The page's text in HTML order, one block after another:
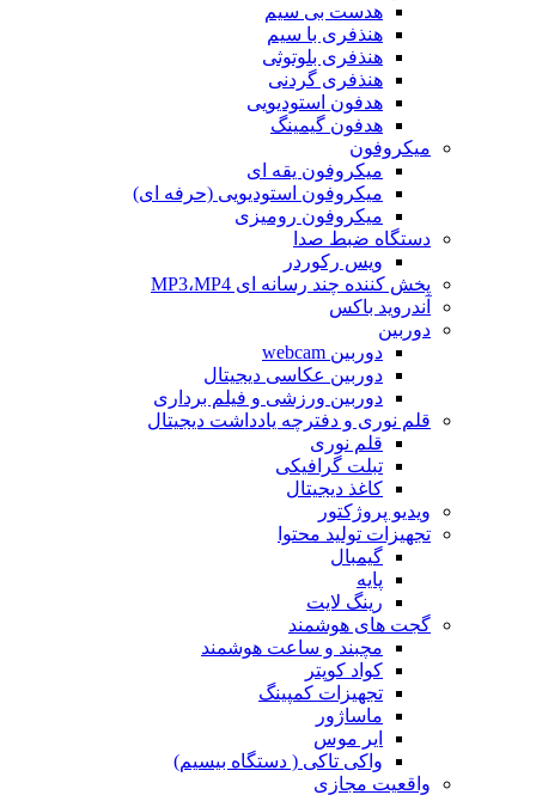
هدست بی سیم
هنذفری با سیم
هنذفری بلوتوثی
هنذفری گردنی
هدفون استودیویی
هدفون گیمینگ
میکروفون
میکروفون یقه ای
میکروفون استودیویی (حرفه ای)
میکروفون رومیزی
دستگاه ضبط صدا
ویس رکوردر
پخش کننده چند رسانه ای MP3،MP4
آندروید باکس
دوربین
دوربین webcam
دوربین عکاسی دیجیتال
دوربین‌ ورزشی و فیلم برداری
قلم نوری و دفترچه یادداشت دیجیتال
قلم نوری
تبلت گرافیکی
کاغذ دیجیتال
ویدیو پروژکتور
تجهیزات تولید محتوا
گیمبال
پایه
رینگ لایت
گجت های هوشمند
مچبند و ساعت هوشمند
کواد کوپتر
تجهیزات کمپینگ
ماساژور
ایر موس
واکی تاکی ( دستگاه بیسیم)
واقعیت مجازی